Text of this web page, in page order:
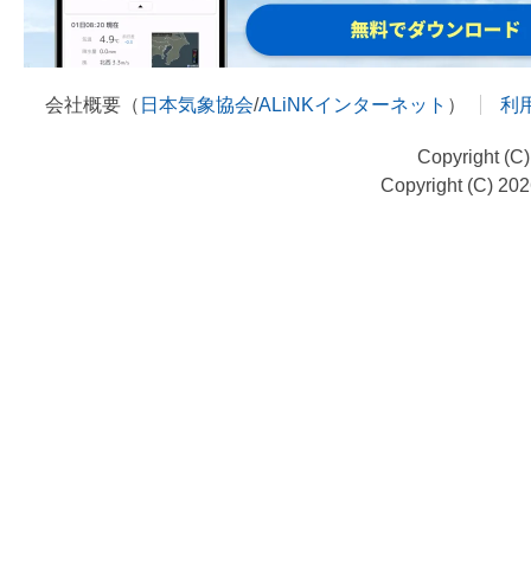
会社概要（ 日本気象協会/ALiNKインターネット ） 利
Copyright
Copyright (C)